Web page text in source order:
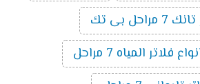
مراحل بى تك
فلاتر المياه 7 مراحل